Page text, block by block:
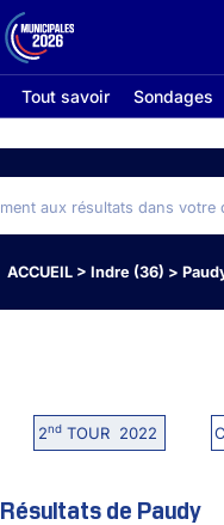
Tout savoir Sondages
ACCUEIL > Indre (36) >
2ndTOUR 2022
Résultats de Paudy